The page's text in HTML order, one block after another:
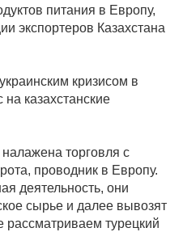
питания в Европу,
экспортеров Казахстана
кризисом в
казахстанские
торговля с
проводник в Европу.
деятельность, они
сырье и далее вывозят
турецкий